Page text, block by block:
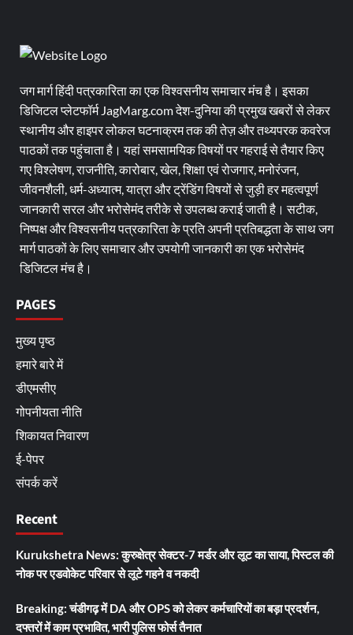
जग मार्ग हिंदी पत्रकारिता का एक विश्वसनीय समाचार मंच है। इसका
डिजिटल प्लेटफॉर्म JagMarg.com देश-दुनिया की प्रमुख खबरों से लेकर
स्थानीय और हाइपर लोकल घटनाक्रम तक की तेज़ और तथ्यपरक कवरेज
पाठकों तक पहुंचाता है। यहां समसामयिक विषयों पर गहराई से तैयार किए
गए विश्लेषण, राजनीति, कारोबार, खेल, शिक्षा एवं रोजगार, मनोरंजन,
जीवनशैली, धर्म-अध्यात्म, यात्रा और ट्रेंडिंग विषयों से जुड़ी हर महत्वपूर्ण
जानकारी सरल और भरोसेमंद तरीके से उपलब्ध कराई जाती है। सटीक,
निष्पक्ष और विश्वसनीय पत्रकारिता के प्रति अपनी प्रतिबद्धता के साथ जग
मार्ग पाठकों के लिए समाचार और उपयोगी जानकारी का एक भरोसेमंद
डिजिटल मंच है।
PAGES
मुख्य पृष्ठ
हमारे बारे में
डीएमसीए
गोपनीयता नीति
शिकायत निवारण
ई-पेपर
संपर्क करें
Recent
Kurukshetra News: कुरुक्षेत्र सेक्टर-7 मर्डर और लूट का साया, पिस्टल की
नोक पर एडवोकेट परिवार से लूटे गहने व नकदी
Breaking: चंडीगढ़ में DA और OPS को लेकर कर्मचारियों का बड़ा प्रदर्शन,
दफ्तरों में काम प्रभावित, भारी पुलिस फोर्स तैनात